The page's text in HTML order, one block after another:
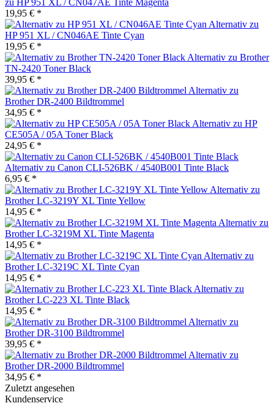
zu HP 951 XL / CN047AE Tinte Magenta
19,95 € *
Alternativ zu
HP 951 XL / CN046AE Tinte Cyan
19,95 € *
Alternativ zu Brother
TN-2420 Toner Black
39,95 € *
Alternativ zu
Brother DR-2400 Bildtrommel
34,95 € *
Alternativ zu HP
CE505A / 05A Toner Black
24,95 € *
Alternativ zu Canon CLI-526BK / 4540B001 Tinte Black
6,95 € *
Alternativ zu
Brother LC-3219Y XL Tinte Yellow
14,95 € *
Alternativ zu
Brother LC-3219M XL Tinte Magenta
14,95 € *
Alternativ zu
Brother LC-3219C XL Tinte Cyan
14,95 € *
Alternativ zu
Brother LC-223 XL Tinte Black
14,95 € *
Alternativ zu
Brother DR-3100 Bildtrommel
39,95 € *
Alternativ zu
Brother DR-2000 Bildtrommel
34,95 € *
Zuletzt angesehen
Kundenservice